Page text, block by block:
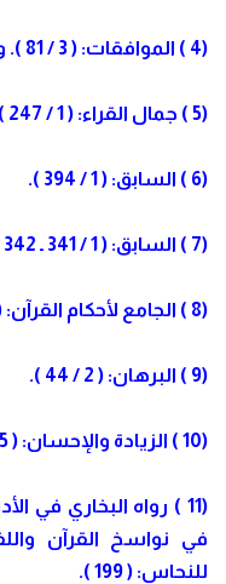
(4 ) الموافقات: ( 3 / 81 ). وانظر منه أيضاً: ( 3 / 88 ).
(5 ) جمال القراء: ( 1 / 247 ).
(6 ) السابق: ( 1 / 394 ).
(7 ) السابق: ( 1 / 341 ـ 342 ).
(8 ) الجامع لأحكام القرآن: ( 2 / 71 ).
(9 ) البرهان: ( 2 / 44 ).
(10 ) الزيادة والإحسان: ( 5 / 298 ).
في نواسخ القرآن
للنحاس: ( 199 ).